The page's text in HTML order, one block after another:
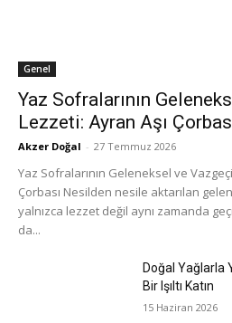
Genel
Yaz Sofralarının
Lezzeti: Ayran Aşı
Akzer Doğal - 27 Temmuz 2026
Yaz Sofralarının Geleneksel ve
Çorbası Nesilden nesile aktarılan
yalnızca lezzet değil aynı zamanda
da...
Doğal Yağlarla
Bir Işıltı Katın
15 Haziran 2026